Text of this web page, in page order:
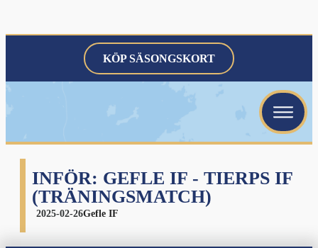
KÖP SÄSONGSKORT
INFÖR: GEFLE IF - TIERPS IF
(TRÄNINGSMATCH)
2025-02-26Gefle IF